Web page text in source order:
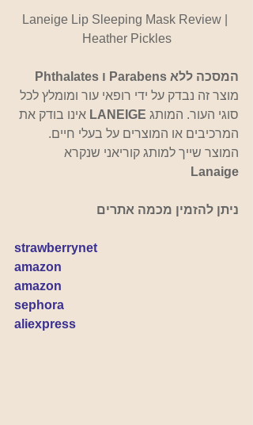
Laneige Lip Sleeping Mask Review |
Heather Pickles
המסכה ללא Parabens ו Phthalates
מוצר זה נבדק על ידי רופאי עור ומומלץ לכל
סוגי העור. המותג LANEIGE אינו בודק את
המרכיבים או המוצרים על בעלי חיים.
המוצר שייך למותג קוריאני שנקרא
Lanaige
ניתן להזמין מכמה אתרים
strawberrynet
amazon
amazon
sephora
aliexpress